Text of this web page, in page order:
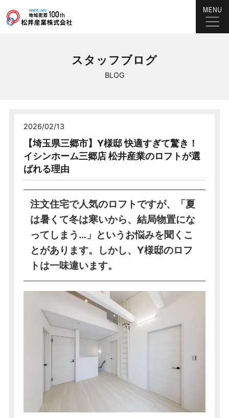
BLOG
スタッフブログ
2026/02/13
【埼玉県三郷市】Y様邸 快適すぎて驚き！
イシンホーム三郷店 松井産業のロフトが選
ばれる理由
注文住宅で人気のロフトですが、「夏
は暑くて冬は寒いから、結局物置にな
ってしまう…」というお悩みを聞くこ
とがあります。しかし、Y様邸のロフ
トは一味違います。